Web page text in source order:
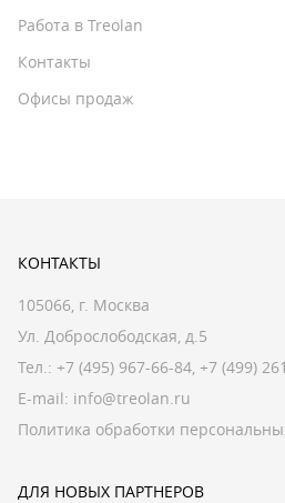
Работа в Treolan
Контакты
Офисы продаж
КОНТАКТЫ
105066, г. Москва
Ул. Доброслободская, д.5
Тел.: +7 (495) 967-66-84 +7 (499)
E-mail: info@treolan.ru
Политика обработки
ДЛЯ НОВЫХ ПАРТНЕРОВ